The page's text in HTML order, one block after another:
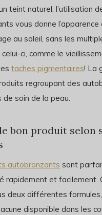
teint naturel, l’utilisation
vous donne
au soleil, sans les
ci, comme le
taches pigmentaires! La
regroupant des
de soin de la peau.
bon produit selon
autobronzants sont
rapidement et facilement.
deux différentes
disponible dans les